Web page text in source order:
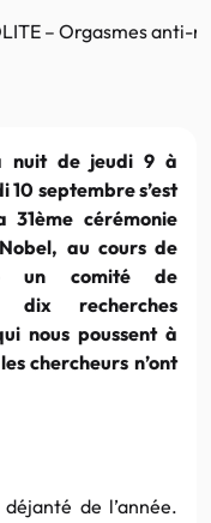
– Orgasmes anti-
nuit de jeudi 9 à
10 septembre s’est
31ème cérémonie
au cours de
un comité de
dix recherches
nous poussent à
chercheurs n’ont
de l’année.